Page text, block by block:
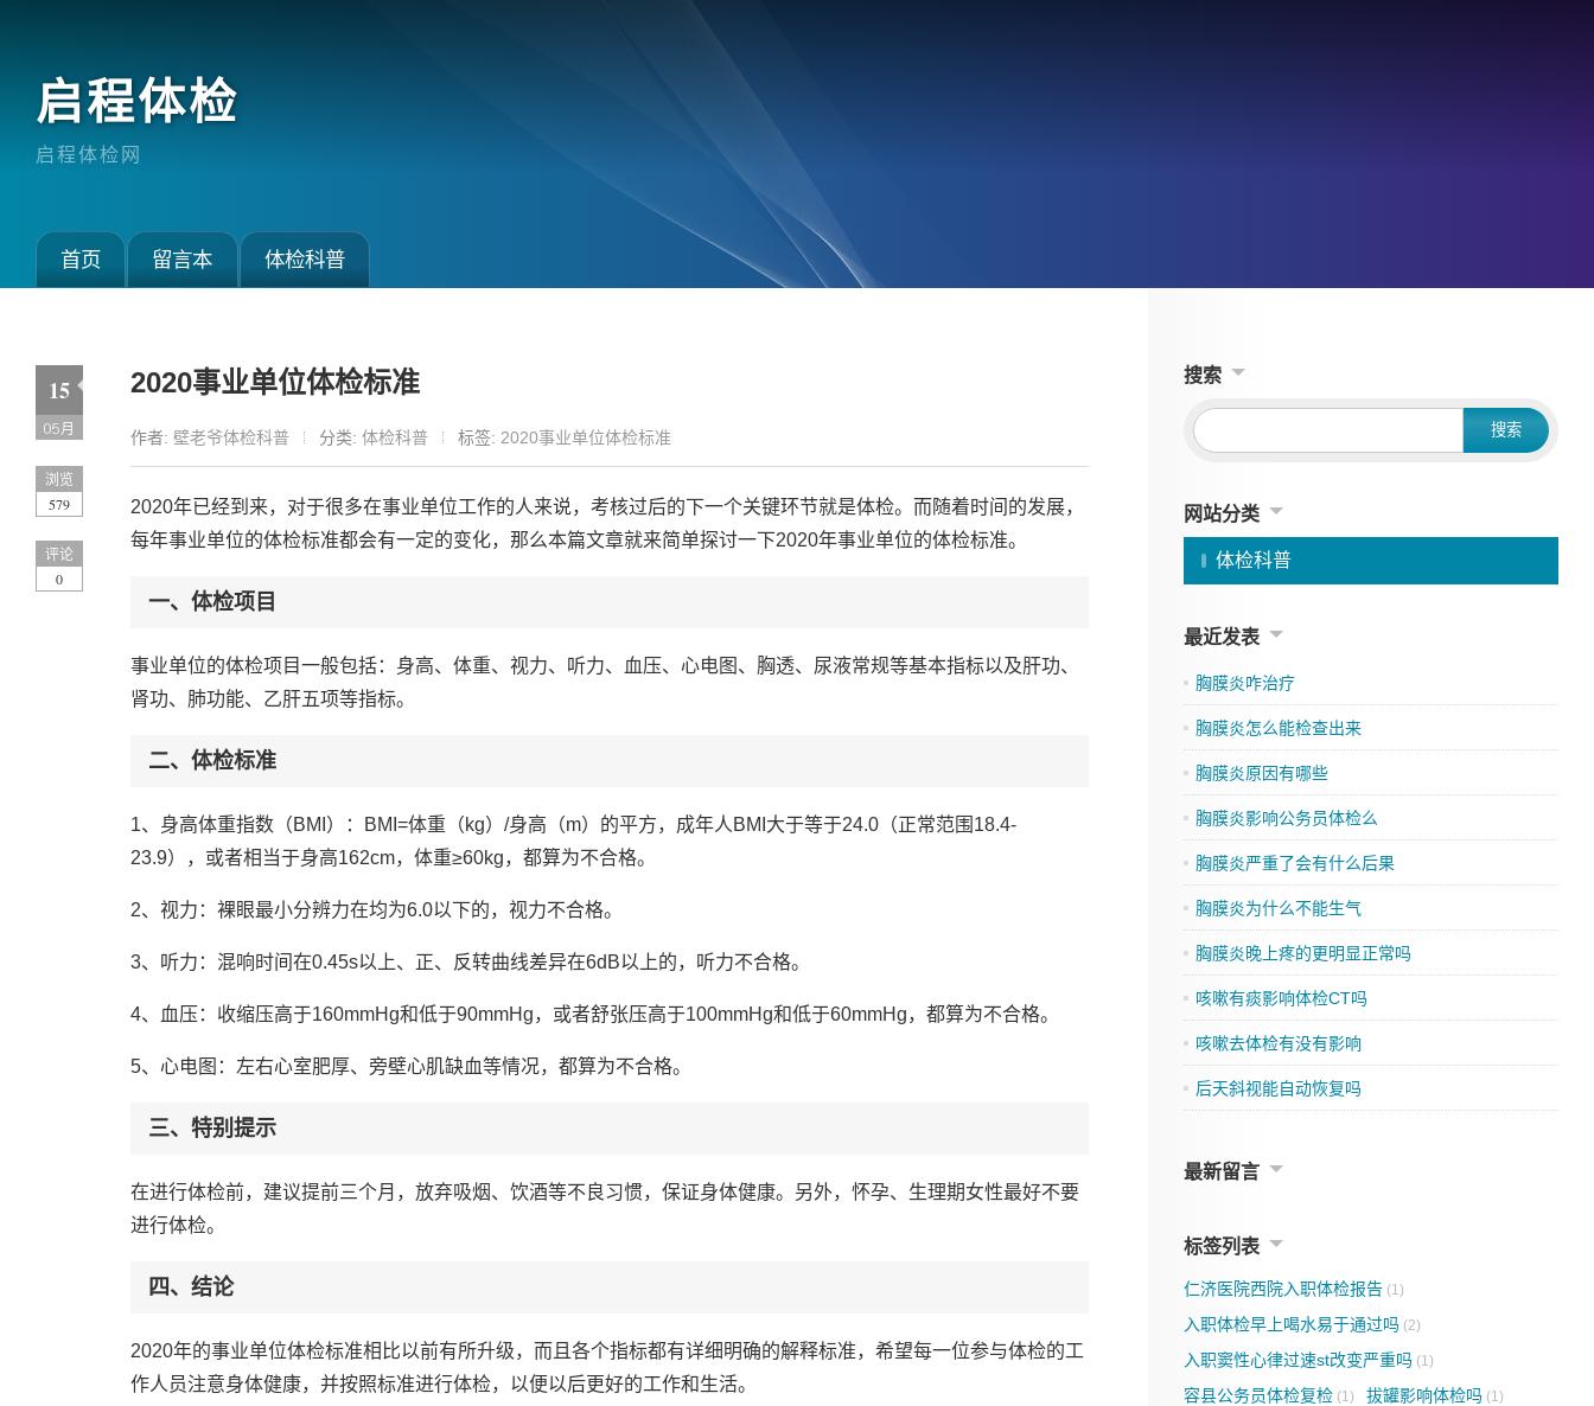
启程体检
启程体检网
首页 留言本 体检科普
2020事业单位体检标准
作者: 壁老爷体检科普 分类: 体检科普 标签: 2020事业单位体检标准
2020年已经到来，对于很多在事业单位工作的人来说，考核过后的下一个关键环节就是体检。而随着时间的发展，
每年事业单位的体检标准都会有一定的变化，那么本篇文章就来简单探讨一下2020年事业单位的体检标准。
一、体检项目
事业单位的体检项目一般包括：身高、体重、视力、听力、血压、心电图、胸透、尿液常规等基本指标以及肝功、
肾功、肺功能、乙肝五项等指标。
二、体检标准
1、身高体重指数（BMI）：BMI=体重（kg）/身高（m）的平方，成年人BMI大于等于24.0（正常范围18.4-
23.9），或者相当于身高162cm，体重≥60kg，都算为不合格。
2、视力：裸眼最小分辨力在均为6.0以下的，视力不合格。
3、听力：混响时间在0.45s以上、正、反转曲线差异在6dB以上的，听力不合格。
4、血压：收缩压高于160mmHg和低于90mmHg，或者舒张压高于100mmHg和低于60mmHg，都算为不合格。
5、心电图：左右心室肥厚、旁壁心肌缺血等情况，都算为不合格。
三、特别提示
在进行体检前，建议提前三个月，放弃吸烟、饮酒等不良习惯，保证身体健康。另外，怀孕、生理期女性最好不要
进行体检。
四、结论
2020年的事业单位体检标准相比以前有所升级，而且各个指标都有详细明确的解释标准，希望每一位参与体检的工
作人员注意身体健康，并按照标准进行体检，以便以后更好的工作和生活。
15
05月
浏览
579
评论
0
搜索
网站分类
体检科普
最近发表
胸膜炎咋治疗
胸膜炎怎么能检查出来
胸膜炎原因有哪些
胸膜炎影响公务员体检么
胸膜炎严重了会有什么后果
胸膜炎为什么不能生气
胸膜炎晚上疼的更明显正常吗
咳嗽有痰影响体检CT吗
咳嗽去体检有没有影响
后天斜视能自动恢复吗
最新留言
标签列表
仁济医院西院入职体检报告(1)
入职体检早上喝水易于通过吗(2)
入职窦性心律过速st改变严重吗(1)
容县公务员体检复检(1) 拔罐影响体检吗(1)